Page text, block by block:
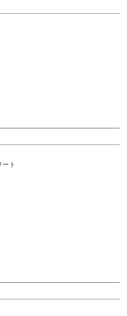
ト